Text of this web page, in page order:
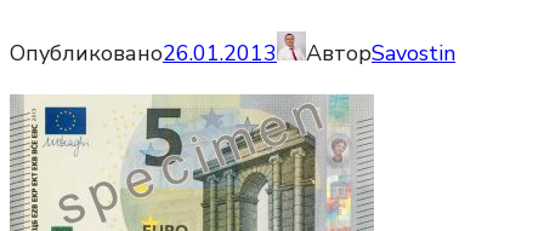
Опубликовано26.01.2013 АвторSavostin